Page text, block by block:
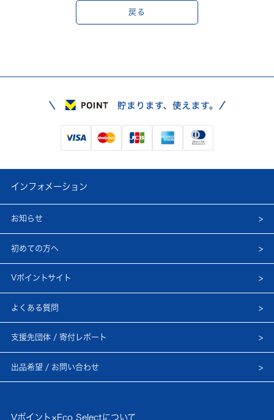
戻る
インフォメーション
お知らせ
初めての方へ
Vポイントサイト
よくある質問
支援先団体 / 寄付レポート
出品希望 / お問い合わせ
Vポイント×Eco Selectについて